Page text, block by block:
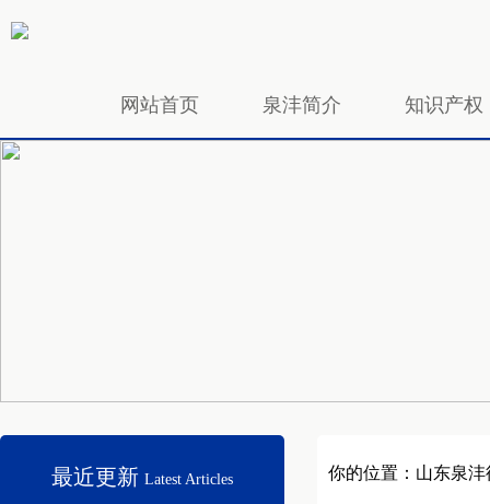
网站首页 泉沣简介 知识产权
最近更新 Latest Articles 你的位置： 山东泉